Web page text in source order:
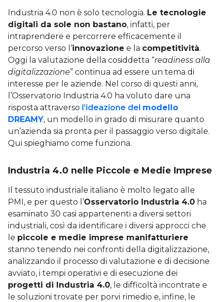
Industria 4.0 non è solo tecnologia. Le tecnologie
digitali da sole non bastano, infatti, per
intraprendere e percorrere efficacemente il
percorso verso l’innovazione e la competitività.
Oggi la valutazione della cosiddetta “readiness alla
digitalizzazione” continua ad essere un tema di
interesse per le aziende. Nel corso di questi anni,
l’Osservatorio Industria 4.0 ha voluto dare una
risposta attraverso l’ideazione del modello
DREAMY, un modello in grado di misurare quanto
un’azienda sia pronta per il passaggio verso digitale.
Qui spieghiamo come funziona.
Industria 4.0 nelle Piccole e Medie Imprese
Il tessuto industriale italiano è molto legato alle
PMI, e per questo l’Osservatorio Industria 4.0 ha
esaminato 30 casi appartenenti a diversi settori
industriali, così da identificare i diversi approcci che
le piccole e medie imprese manifatturiere
stanno tenendo nei confronti della digitalizzazione,
analizzando il processo di valutazione e di decisione
avviato, i tempi operativi e di esecuzione dei
progetti di Industria 4.0, le difficoltà incontrate e
le soluzioni trovate per porvi rimedio e, infine, le